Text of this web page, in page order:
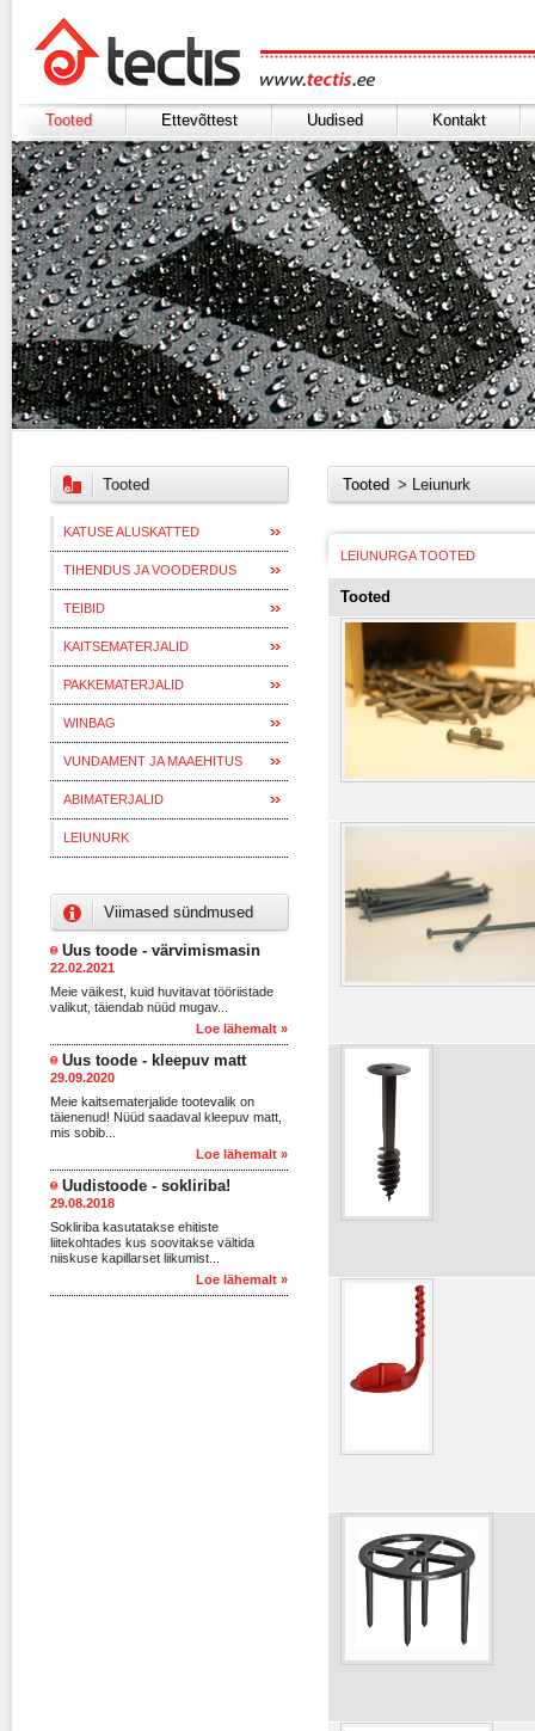
Tooted Ettevõttest Uudised Kontakt
Tooted
KATUSE ALUSKATTED
TIHENDUS JA VOODERDUS
TEIBID
KAITSEMATERJALID
PAKKEMATERJALID
WINBAG
VUNDAMENT JA MAAEHITUS
ABIMATERJALID
LEIUNURK
Viimased sündmused
Uus toode - värvimismasin
22.02.2021
Meie väikest, kuid huvitavat tööriistade
valikut, täiendab nüüd mugav...
Loe lähemalt »
Uus toode - kleepuv matt
29.09.2020
Meie kaitsematerjalide tootevalik on
täienenud! Nüüd saadaval kleepuv matt,
mis sobib...
Loe lähemalt »
Uudistoode - sokliriba!
29.08.2018
Sokliriba kasutatakse ehitiste
liitekohtades kus soovitakse vältida
niiskuse kapillarset liikumist...
Loe lähemalt »
Tooted > Leiunurk
LEIUNURGA TOOTED
Tooted